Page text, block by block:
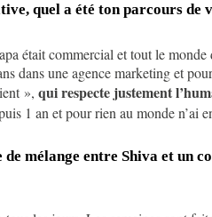
quel a été ton parcours de
était commercial et tout le
dans une agence marketing et
», qui respecte justement
1 an et pour rien au monde n’ai
mélange entre Shiva et un